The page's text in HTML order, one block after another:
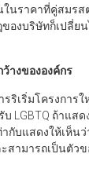
นราคาที่คู่สมรส
องบริษัทก็เปลี่ย
างขององค์กร
ริเริ่มโครงการ
LGBTQ ถ้าแส
บแสดงให้เห็นว่
ามารถเป็นตัวข